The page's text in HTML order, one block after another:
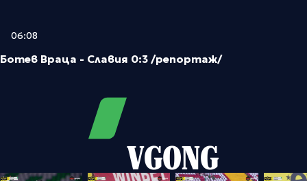
06:08
Ботев Враца - Славия 0:3 /репортаж/
VGONG